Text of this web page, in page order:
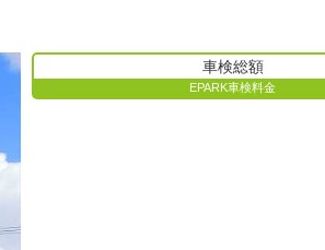
車検総額
EPARK車検料金